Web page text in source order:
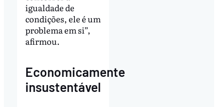
igualdade de
condições, ele é um
problema em si”,
afirmou.
Economicamente
insustentável